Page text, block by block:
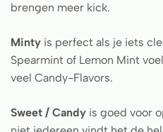
brengen meer kick.
Minty is perfect als je iets
Spearmint of Lemon Mint
veel Candy-Flavors.
Sweet / Candy is goed voor